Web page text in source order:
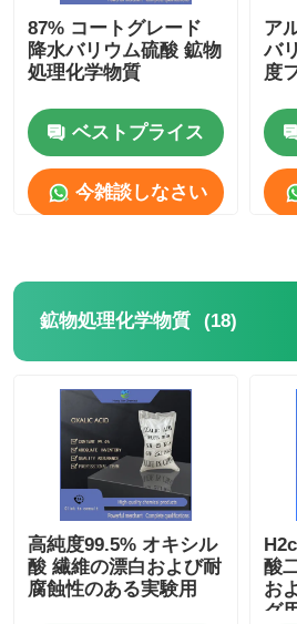
87% コートグレード
降水バリウム硫酸 鉱物
処理化学物質
ベストプライス
今雑談しなさい
ア
バ
度
鉱物処理化学物質 (18)
高純度99.5% オキシル
酸 繊維の漂白および耐
腐蝕性のある実験用
酸
お
グ